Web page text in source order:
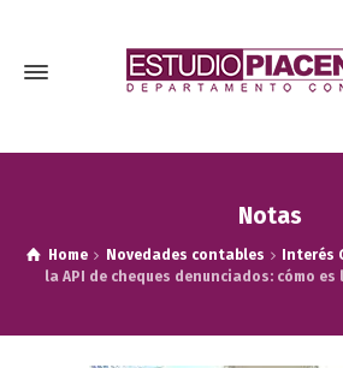
Notas
Home Novedades contables Interés
la API de cheques denunciados: cómo